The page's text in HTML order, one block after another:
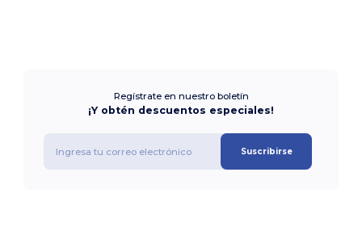
Regístrate en nuestro boletín
¡Y obtén descuentos especiales!
Suscribirse